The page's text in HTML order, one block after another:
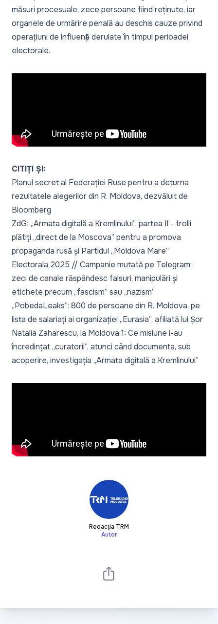
măsuri procesuale, zece persoane fiind reținute, iar
organele de urmărire penală au deschis cauze privind
operațiuni de influență derulate în timpul perioadei
electorale.
CITIȚI ȘI:
Planul secret al Federației Ruse pentru a deturna
rezultatele alegerilor din R. Moldova, dezvăluit de
Bloomberg
ZdG: „Armata digitală a Kremlinului”, partea II - trolli
plătiți „direct de la Moscova” pentru a promova
propaganda rusă și Partidul „Moldova Mare”
Electorala 2025 // Campanie mutată pe Telegram:
zeci de canale răspândesc falsuri, manipulări și
etichete precum „fascism” sau „nazism”
„PobedaLeaks”: 800 de persoane din R. Moldova, pe
lista de salariați ai organizației „Eurasia”, afiliată lui Șor
Natalia Zaharescu, la Moldova 1: Ce misiune i-au
încredințat „curatorii”, atunci când documenta, sub
acoperire, investigația „Armata digitală a Kremlinului”
Redacția TRM
Autor